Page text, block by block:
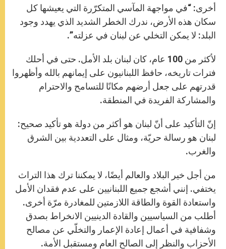
أخرى: “في مواجهة المآسي المتكرّرة التي يعيشها كل
سكان هذه الأرض، ندرك الخطر الشديد الذي يهدد وجود
البلد: لا يمكن التخلي عن لبنان في عزلته”.
لأكثر من 100 عام، كان لبنان بلد الأمل. حتى في أحلك
فترات تاريخه، حافظ اللبنانيون على إيمانهم بالله وأظهروا
قدرتهم على جعل أرضهم مكانًا للتسامح والاحترام
والمشاركة الفريدة في المنطقة.
إنّ التأكيد على أنّ لبنان هو أكثر من دولة هو تأكيد صحيح:
لبنان هو رسالة حريّة، ومثال على التعددية بين الشرق
والغرب.
من أجل خير البلاد والعالم أيضًا، لا يمكننا ترك هذا التراث
يختفي. إنني أشجع جميع اللبنانيين على عدم فقدان الأمل
واستعادة القوة والطاقة اللازمتين للمغادرة مرّة أخرى.
أطلب من السياسيين والقادة الدينيين الانخراط بصدق
وشفافية في أعمال إعادة الإعمار والتخلّي عن مصالح
الأحزاب والنظر إلى الصالح العام ومستقبل الأمة.